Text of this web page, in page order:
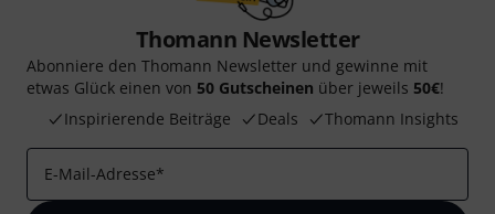
Thomann Newsletter
Abonniere den Thomann Newsletter und gewinne mit
etwas Glück einen von 50 Gutscheinen über jeweils 50€!
Inspirierende Beiträge
Deals Thomann Insights
E-Mail-Adresse*